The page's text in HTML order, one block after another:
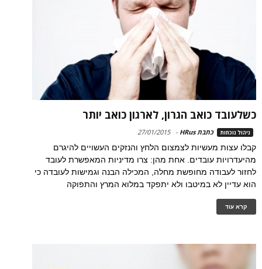
כשלעובד כואב הגרון, לארגון כואב יותר
ניהול נוכחות כתבת HRus -
27/01/2015
קבלו עצות מעשיות לצמצום הלחץ והנזקים העשויים להיגרם
מהיעדרויות עובדים. אחת מהן: צרו מדיניות המאפשרת לעובד
לחזור לעבודה מחופשת מחלה, המכילה הבנה וגמישות לעובדה כי
הוא עדיין לא במיטבו ולא יתפקד במלוא המרץ והתפוקה
קרא עוד